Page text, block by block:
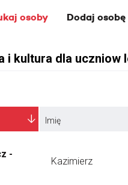
osoby
Dodaj osobę
Imię
-
Kazimierz